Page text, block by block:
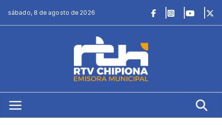
sábado, 8 de agosto de 2026